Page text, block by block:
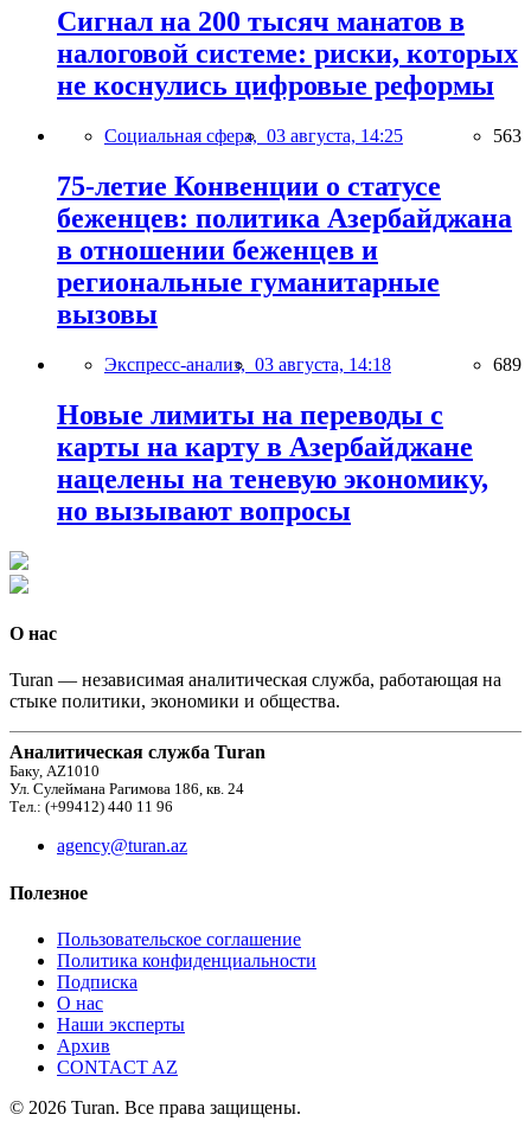
Сигнал на 200 тысяч манатов в
налоговой системе: риски, которых
не коснулись цифровые реформы
Социальная сфера, 03 августа, 14:25 563
75-летие Конвенции о статусе
беженцев: политика Азербайджана
в отношении беженцев и
региональные гуманитарные
вызовы
Экспресс-анализ, 03 августа, 14:18 689
Новые лимиты на переводы с
карты на карту в Азербайджане
нацелены на теневую экономику,
но вызывают вопросы
О нас
Turan — независимая аналитическая служба, работающая на
стыке политики, экономики и общества.
Аналитическая служба Turan
Баку, AZ1010
Ул. Сулеймана Рагимова 186, кв. 24
Тел.: (+99412) 440 11 96
agency@turan.az
Полезное
Пользовательское соглашение
Политика конфиденциальности
Подписка
О нас
Наши эксперты
Архив
CONTACT AZ
© 2026 Turan. Все права защищены.